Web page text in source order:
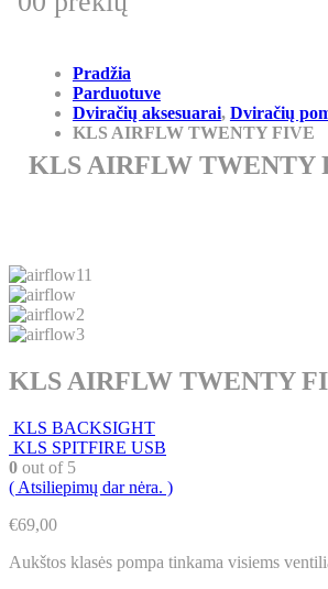
Pradžia
Parduotuve
Dviračių aksesuarai, Dviračių
KLS AIRFLW TWENTY FIVE
KLS AIRFLW TWENTY
KLS AIRFLW TWENTY
KLS BACKSIGHT
KLS SPITFIRE USB
0 out of 5
( Atsiliepimų dar nėra. )
€69,00
Aukštos klasės pompa tinkama visiems